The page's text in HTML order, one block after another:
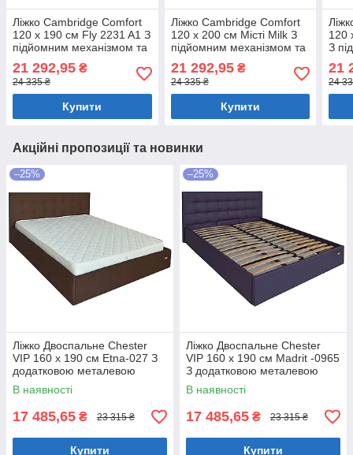
Ліжко Cambridge Comfort
120 х 190 см Fly 2231 A1 З
підйомним механізмом та
нішою для білизни Темно-
коричневий
21 292,95 ₴
24 335 ₴
Купити
Ліжко Cambridge Comfort
120 х 200 см Місті Milk З
підйомним механізмом та
нішою для білизни
Бежевий
21 292,95₴
24 335 ₴
Купити
120
З
та
21
24
Акційні пропозиції та новинки
–25%
Ліжко Двоспальне Chester
VIP 160 х 190 см Etna-027 З
додатковою металевою
цільнозварною рамою
Коричневий
В наявності
17 485,65 ₴ 23 315 ₴
Купити
–25%
Ліжко Двоспальне Chester
VIP 160 х 190 см Madrit -0965
З додатковою металевою
цільнозварною рамою
Фіолетовий
В наявності
17 485,65 ₴ 23 315 ₴
Купити